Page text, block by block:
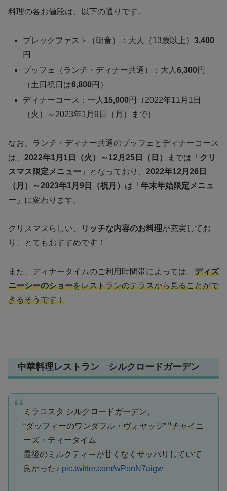
料理の各お値段は、以下の通りです。
ブレックファスト（朝食）：大人（13歳以上）3,400
円
ブッフェ（ランチ・ディナー共通）：大人6,300 円
（土日祝日は6,800 円）
ディナーコース：一人 15,000 円（2022年11月1日
（火）～2023年1月9日（月）まで）
なお、ランチ・ディナー共通のブッフェとディナーコース
は、 2022年1月1日（火）～12月25日（日） までは「 クリ
スマス限定メニュー 」となっており、 2022年12月26日
（月）～2023年1月9日（祝月） は「 年末年始限定メニュ
ー 」に変わります。
クリスマスらしい、 リッチな内容のお料理が充実してお
り、とてもおすすめです！
また、ディナータイムのご利用時間帯によっては、 ディズ
ニーシーのショーをレストランのテラスから見ることがで
きるそうです！
中華料理レストラン シルクロードガーデン
ミラコスタ シルクロードガーデン。
“ダッフィーのワンダフル・ヴォヤッジ” ⁰チャイニ
ーズ・ティータイム
最後のミルクティーが甘くなくサッパリしていて
良かった♪ pic.twitter.com/wPonN7aigw